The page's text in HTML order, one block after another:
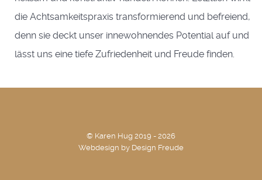
die Achtsamkeitspraxis transformierend und befreiend,
denn sie deckt unser innewohnendes Potential auf und
lässt uns eine tiefe Zufriedenheit und Freude finden.
© Karen Hug 2019 - 2026
Webdesign by Design Freude